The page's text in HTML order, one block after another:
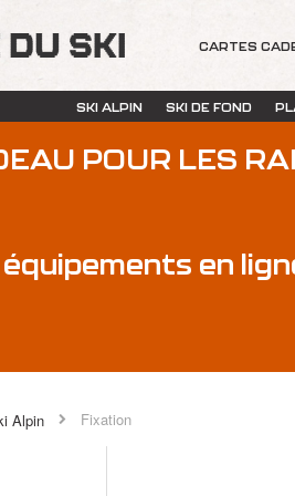
CARTES
SKI ALPIN SKI DE FOND
POUR LES
en
Alpin Fixation